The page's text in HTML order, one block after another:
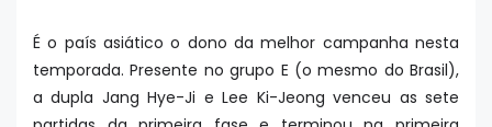
É o país asiático o dono da melhor campanha nesta
temporada. Presente no grupo E (o mesmo do Brasil),
a dupla Jang Hye-Ji e Lee Ki-Jeong venceu as sete